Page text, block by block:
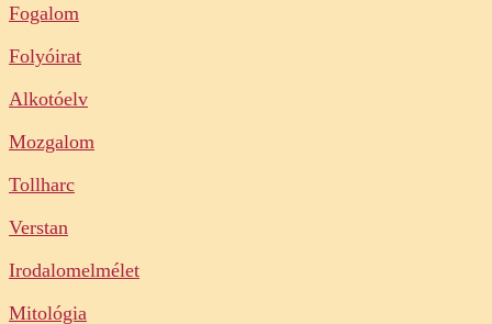
Fogalom
Folyóirat
Alkotóelv
Mozgalom
Tollharc
Verstan
Irodalomelmélet
Mitológia